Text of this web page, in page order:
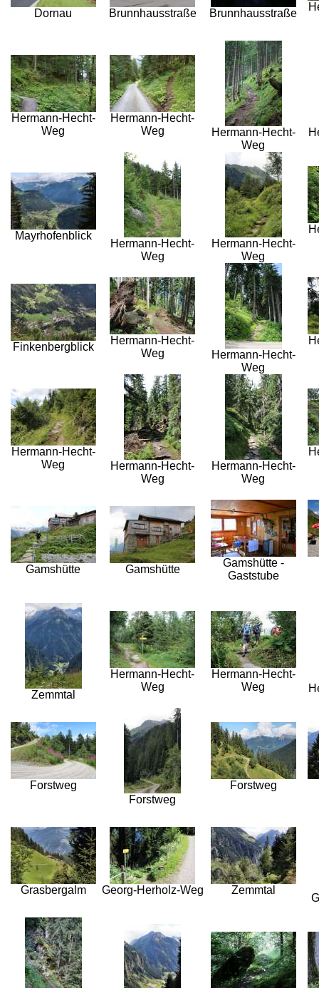
Dornau Brunnhausstraße Brunnhausstraße
Hermann-Hecht-
Weg
Hermann-Hecht-
Weg
Hermann-Hecht-
Weg
Mayrhofenblick
Hermann-Hecht-
Weg
Hermann-Hecht-
Weg
Finkenbergblick
Hermann-Hecht-
Weg
Hermann-Hecht-
Weg
Hermann-Hecht-
Weg
Hermann-Hecht-
Weg
Hermann-Hecht-
Weg
Gamshütte Gamshütte
Gamshütte -
Gaststube
Zemmtal
Hermann-Hecht-
Weg
Hermann-Hecht-
Weg
Forstweg
Forstweg
Forstweg
Grasbergalm Georg-Herholz-Weg Zemmtal